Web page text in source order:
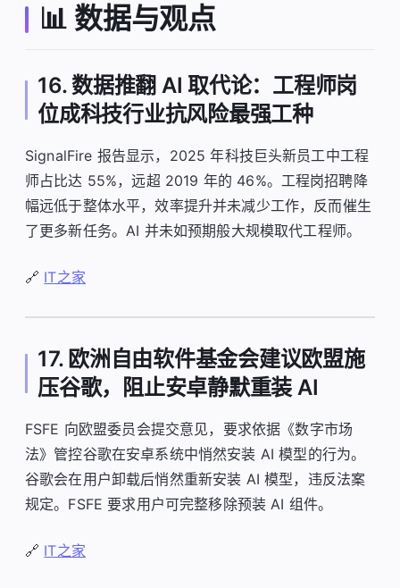
📊 数据与观点
16. 数据推翻 AI 取代论：工程师岗
位成科技行业抗风险最强工种
SignalFire 报告显示，2025 年科技巨头新员工中工程
师占比达 55%，远超 2019 年的 46%。工程岗招聘降
幅远低于整体水平，效率提升并未减少工作，反而催生
了更多新任务。AI 并未如预期般大规模取代工程师。
🔗 IT之家
17. 欧洲自由软件基金会建议欧盟施
压谷歌，阻止安卓静默重装 AI
FSFE 向欧盟委员会提交意见，要求依据《数字市场
法》管控谷歌在安卓系统中悄然安装 AI 模型的行为。
谷歌会在用户卸载后悄然重新安装 AI 模型，违反法案
规定。FSFE 要求用户可完整移除预装 AI 组件。
🔗 IT之家